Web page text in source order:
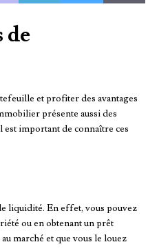
de
et profiter des avantages
présente aussi des
important de connaître ces
liquidité. En effet, vous pouvez
ou en obtenant un prêt
marché et que vous le louez